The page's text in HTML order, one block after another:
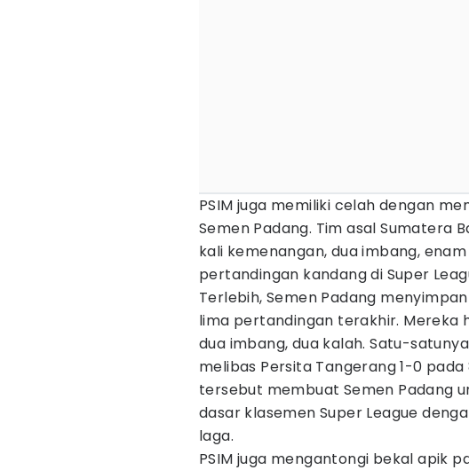
PSIM juga memiliki celah dengan
Semen Padang. Tim asal Sumatera
kali kemenangan, dua imbang,
pertandingan kandang di Super
Terlebih, Semen Padang
lima pertandingan terakhir. Mereka
dua imbang, dua kalah. Satu-
melibas Persita Tangerang 1-0
tersebut membuat Semen Padang
dasar klasemen Super League
laga.
PSIM juga mengantongi bekal apik